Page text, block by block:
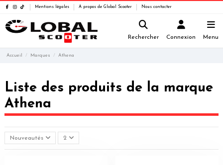
Mentions légales A propos de Global Scooter Nous contacter
Rechercher Connexion Menu
Accueil Marques Athena
Liste des produits de la marque
Athena
Nouveautés 2